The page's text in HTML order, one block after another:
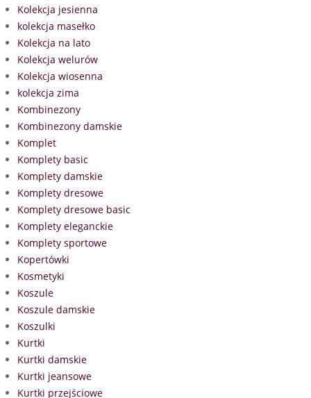
Kolekcja jesienna
kolekcja masełko
Kolekcja na lato
Kolekcja welurów
Kolekcja wiosenna
kolekcja zima
Kombinezony
Kombinezony damskie
Komplet
Komplety basic
Komplety damskie
Komplety dresowe
Komplety dresowe basic
Komplety eleganckie
Komplety sportowe
Kopertówki
Kosmetyki
Koszule
Koszule damskie
Koszulki
Kurtki
Kurtki damskie
Kurtki jeansowe
Kurtki przejściowe